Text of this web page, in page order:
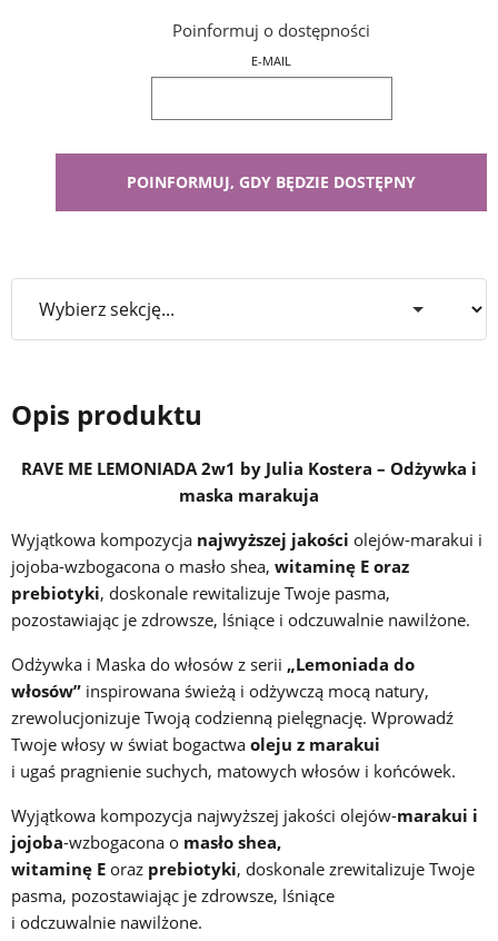
Poinformuj o dostępności
E-MAIL
Opis produktu
RAVE ME LEMONIADA 2w1 by Julia Kostera – Odżywka i
maska marakuja
Wyjątkowa kompozycja najwyższej jakości olejów-marakui i
jojoba-wzbogacona o masło shea, witaminę E oraz
prebiotyki, doskonale rewitalizuje Twoje pasma,
pozostawiając je zdrowsze, lśniące i odczuwalnie nawilżone.
Odżywka i Maska do włosów z serii „Lemoniada do
włosów” inspirowana świeżą i odżywczą mocą natury,
zrewolucjonizuje Twoją codzienną pielęgnację. Wprowadź
Twoje włosy w świat bogactwa oleju z marakui
i ugaś pragnienie suchych, matowych włosów i końcówek.
Wyjątkowa kompozycja najwyższej jakości olejów-marakui i
jojoba-wzbogacona o masło shea,
witaminę E oraz prebiotyki, doskonale zrewitalizuje Twoje
pasma, pozostawiając je zdrowsze, lśniące
i odczuwalnie nawilżone.